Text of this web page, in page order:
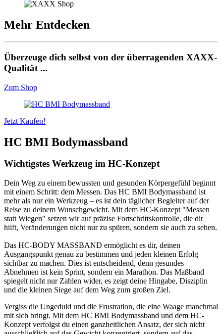
Mehr Entdecken
Überzeuge dich selbst von der überragenden XAXX-
Qualität ...
Zum Shop
Jetzt Kaufen!
HC BMI Bodymassband
Wichtigstes Werkzeug im HC-Konzept
Dein Weg zu einem bewussten und gesunden Körpergefühl beginnt
mit einem Schritt: dem Messen. Das HC BMI Bodymassband ist
mehr als nur ein Werkzeug – es ist dein täglicher Begleiter auf der
Reise zu deinem Wunschgewicht. Mit dem HC-Konzept "Messen
statt Wiegen" setzen wir auf präzise Fortschrittskontrolle, die dir
hilft, Veränderungen nicht nur zu spüren, sondern sie auch zu sehen.
Das HC-BODY MASSBAND ermöglicht es dir, deinen
Ausgangspunkt genau zu bestimmen und jeden kleinen Erfolg
sichtbar zu machen. Dies ist entscheidend, denn gesundes
Abnehmen ist kein Sprint, sondern ein Marathon. Das Maßband
spiegelt nicht nur Zahlen wider, es zeigt deine Hingabe, Disziplin
und die kleinen Siege auf dem Weg zum großen Ziel.
Vergiss die Ungeduld und die Frustration, die eine Waage manchmal
mit sich bringt. Mit dem HC BMI Bodymassband und dem HC-
Konzept verfolgst du einen ganzheitlichen Ansatz, der sich nicht